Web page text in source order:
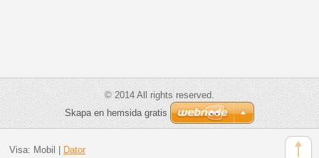
© 2014 All rights reserved.
Skapa en hemsida gratis
Visa: Mobil Dator